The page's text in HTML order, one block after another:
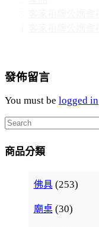
發佈留言
You must be logged in
商品分類
佛具 (253)
廟桌 (30)